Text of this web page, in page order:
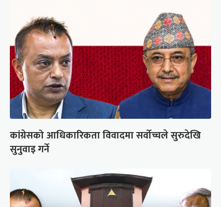
कांग्रेसको आधिकारिकता विवादमा सर्वोच्चले सुरुदेखि
सुनुवाइ गर्ने